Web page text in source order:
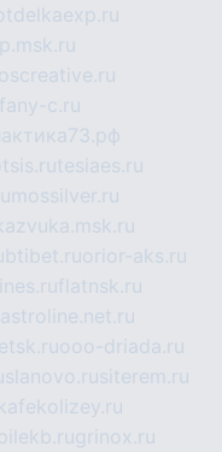
c.ru
tesiaes.ru
mossilver.ru
orior-aks.ru
flatnsk.ru
astroline.net.ru
ooo-driada.ru
siterem.ru
kafekolizey.ru
grinox.ru